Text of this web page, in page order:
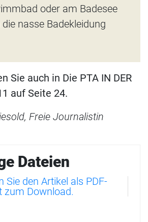
oder am Badesee
nasse Badekleidung
Sie auch in Die PTA IN DER
auf Seite 24.
Freie Journalistin
Dateien
Sie den Artikel als PDF-
zum Download.